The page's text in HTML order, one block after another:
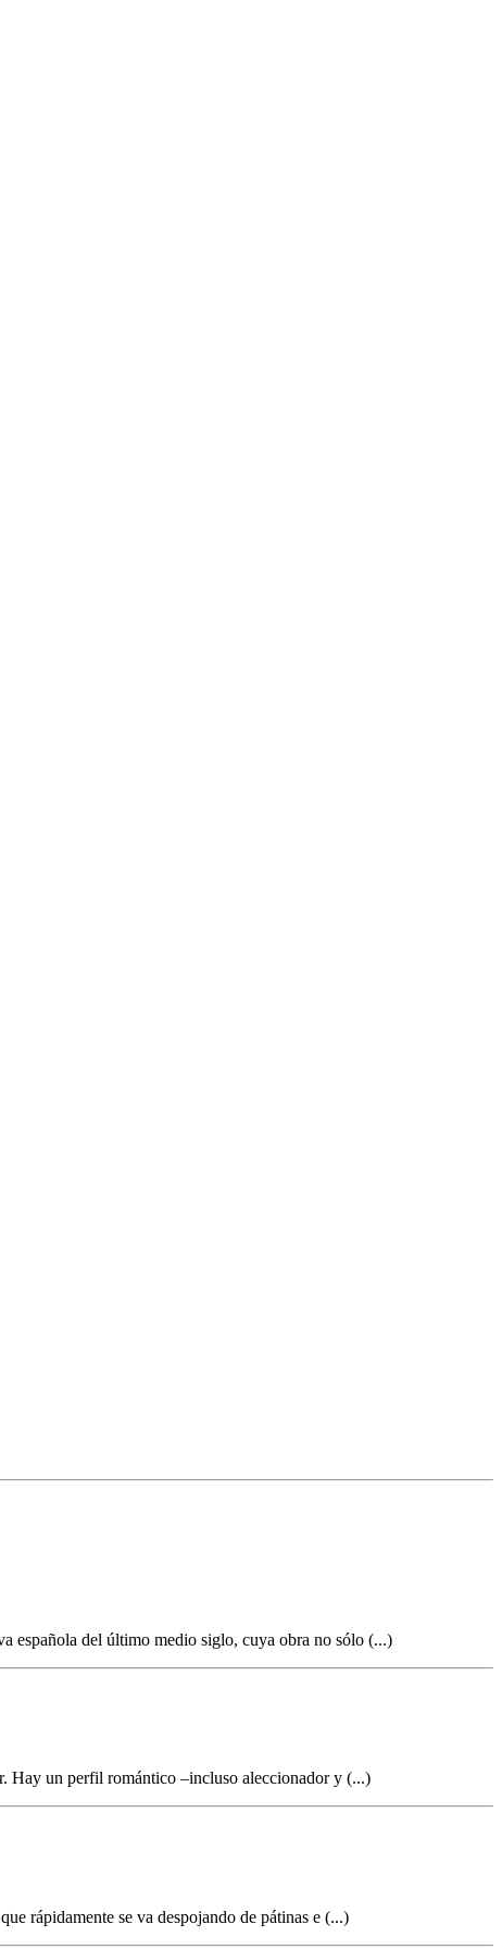
española del último medio siglo, cuya obra no sólo (...)
Hay un perfil romántico –incluso aleccionador y (...)
rápidamente se va despojando de pátinas e (...)